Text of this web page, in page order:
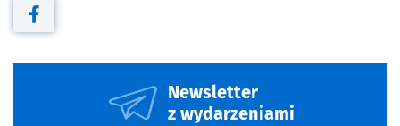
Otwiera się w nowej karcie
Newsletter
z wydarzeniami